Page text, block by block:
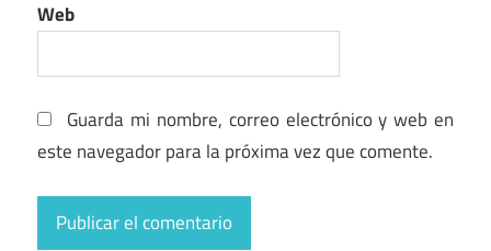
Web
Guarda mi nombre, correo electrónico y web en
este navegador para la próxima vez que comente.